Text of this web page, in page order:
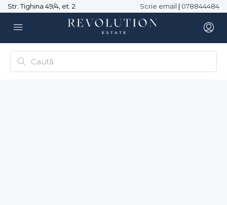
Str. Tighina 49/4, et. 2 Scrie email | 078844484